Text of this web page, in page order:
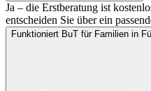
Ja – die Erstberatung ist
entscheiden Sie über ein
Funktioniert BuT für Familien in